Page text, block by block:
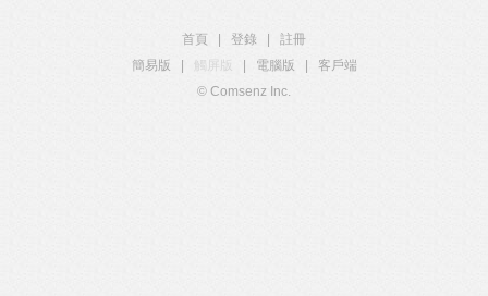
首頁 登錄
註冊
簡易版
觸屏版 電腦版
客戶端
© Comsenz Inc.